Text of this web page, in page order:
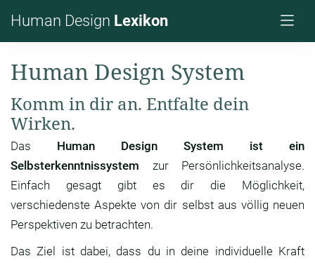
Human Design Lexikon
Human Design System
Komm in dir an. Entfalte dein
Wirken.
Das Human Design System ist ein
Selbsterkenntnissystem zur Persönlichkeitsanalyse.
Einfach gesagt gibt es dir die Möglichkeit,
verschiedenste Aspekte von dir selbst aus völlig neuen
Perspektiven zu betrachten.
Das Ziel ist dabei, dass du in deine individuelle Kraft